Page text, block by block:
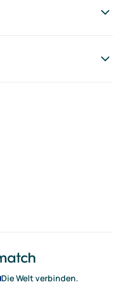
Die Welt verbinden.